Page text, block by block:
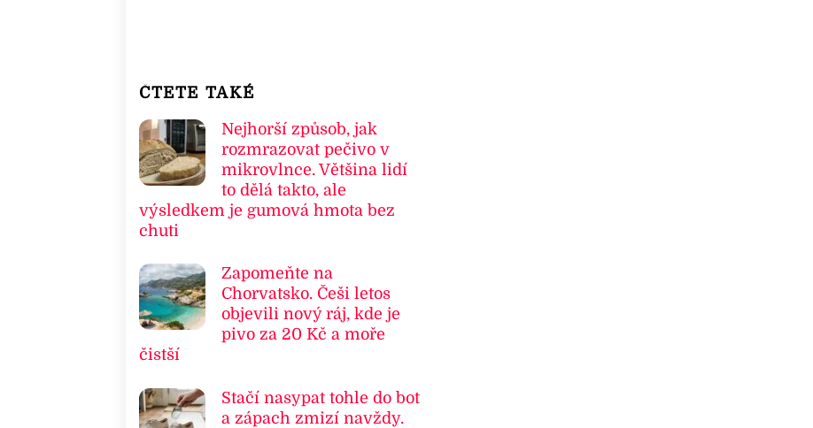
ČTETE TAKÉ
Nejhorší způsob, jak
rozmrazovat pečivo v
mikrovlnce. Většina lidí
to dělá takto, ale
výsledkem je gumová hmota bez
chuti
Zapomeňte na
Chorvatsko. Češi letos
objevili nový ráj, kde je
pivo za 20 Kč a moře
čistší
Stačí nasypat tohle do bot
a zápach zmizí navždy.